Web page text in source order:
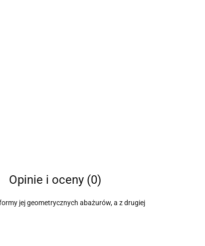
Opinie i oceny (0)
jej geometrycznych abażurów, a z drugiej